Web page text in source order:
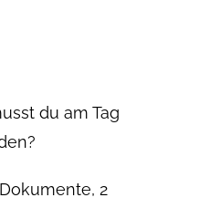
du am Tag
2